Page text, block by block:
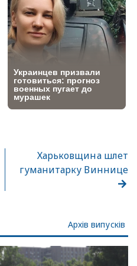
Харьковщина шлет
гуманитарку Виннице
Архів випусків